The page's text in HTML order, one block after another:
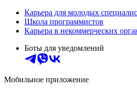
Карьера для молодых
Школа программистов
Карьера в некоммерческих
Боты для уведомлений
Мобильное приложение